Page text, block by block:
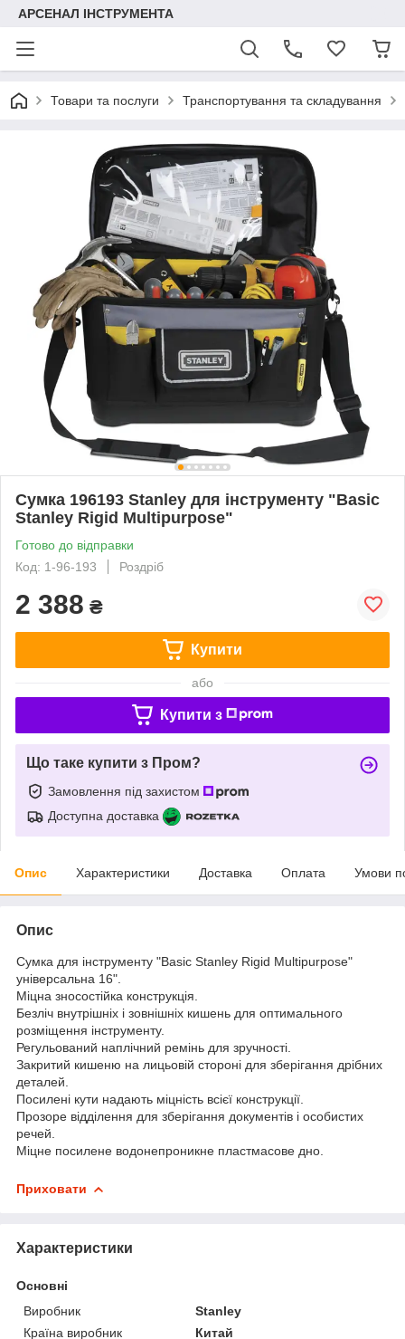
АРСЕНАЛ ІНСТРУМЕНТА
Товари та послуги Транспортування та складування
Сумка 196193 Stanley для інструменту "Basic
Stanley Rigid Multipurpose"
Готово до відправки
Код: 1-96-193
Роздріб
2 388 ₴
Купити
або
Купити з
Що таке купити з Пром?
Замовлення під захистом
Доступна доставка
Опис Характеристики Доставка Оплата Умови
Опис
Сумка для інструменту "Basic Stanley Rigid Multipurpose"
універсальна 16".
Міцна зносостійка конструкція.
Безліч внутрішніх і зовнішніх кишень для оптимального
розміщення інструменту.
Регульований наплічний ремінь для зручності.
Закритий кишеню на лицьовій стороні для зберігання дрібних
деталей.
Посилені кути надають міцність всієї конструкції.
Прозоре відділення для зберігання документів і особистих
речей.
Міцне посилене водонепроникне пластмасове дно.
Приховати
Характеристики
Основні
Виробник
Stanley
Країна виробник
Китай